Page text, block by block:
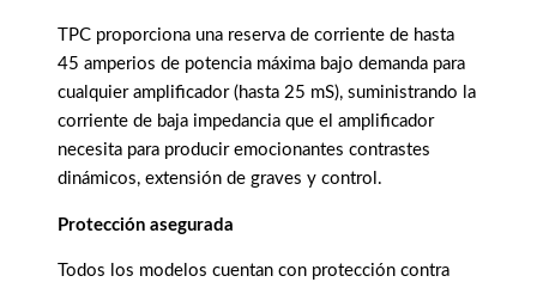
TPC proporciona una reserva de corriente de hasta
45 amperios de potencia máxima bajo demanda para
cualquier amplificador (hasta 25 mS), suministrando la
corriente de baja impedancia que el amplificador
necesita para producir emocionantes contrastes
dinámicos, extensión de graves y control.
Protección asegurada
Todos los modelos cuentan con protección contra